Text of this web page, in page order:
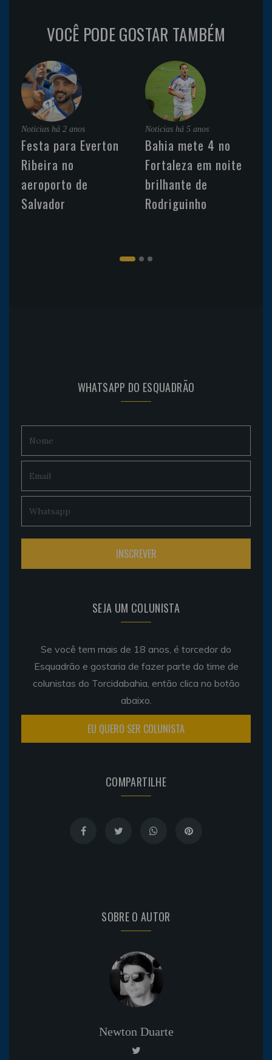
VOCÊ PODE GOSTAR TAMBÉM
Noticias há 2 anos
Festa para Everton
Ribeira no
aeroporto de
Salvador
Noticias há 5 anos
Bahia mete 4 no
Fortaleza em noite
brilhante de
Rodriguinho
WHATSAPP DO ESQUADRÃO
SEJA UM COLUNISTA
Se você tem mais de 18 anos, é torcedor do
Esquadrão e gostaria de fazer parte do time de
colunistas do Torcidabahia, então clica no botão
abaixo.
EU QUERO SER COLUNISTA
COMPARTILHE
SOBRE O AUTOR
Newton Duarte